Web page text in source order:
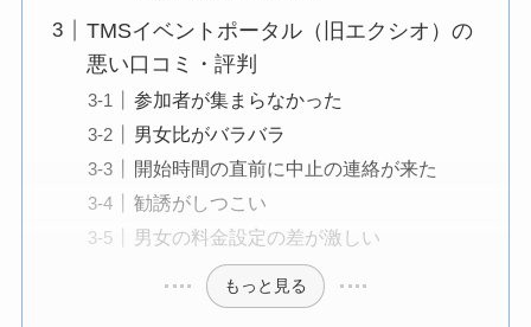
TMSイベントポータル（旧エクシオ）の
悪い口コミ・評判
参加者が集まらなかった
男女比がバラバラ
開始時間の直前に中止の連絡が来た
勧誘がしつこい
男女の料金設定の差が激しい
もっと見る